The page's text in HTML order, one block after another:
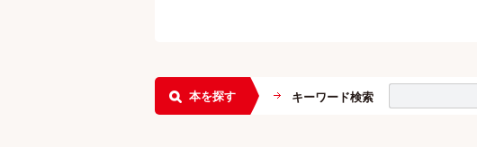
本を探す キーワード検索